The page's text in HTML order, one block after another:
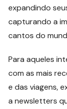
expandindo
capturando a
cantos do
Para aqueles
com as mais
e das viagens,
a newsletters